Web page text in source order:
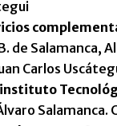
de Salamanca,
Carlos
Salamanca.